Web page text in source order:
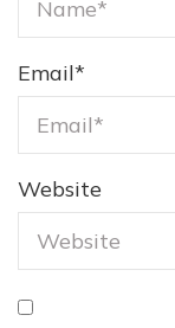
Email*
Website